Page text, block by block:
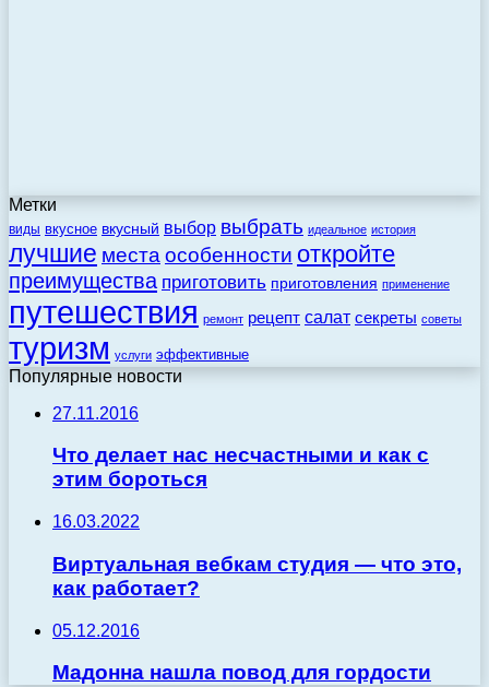
Метки
виды вкусное вкусный выбор выбрать идеальное история
лучшие места особенности откройте
преимущества приготовить приготовления применение
путешествия ремонт рецепт салат секреты советы
туризм услуги эффективные
Популярные новости
27.11.2016
Что делает нас несчастными и как с
этим бороться
16.03.2022
Виртуальная вебкам студия — что это,
как работает?
05.12.2016
Мадонна нашла повод для гордости